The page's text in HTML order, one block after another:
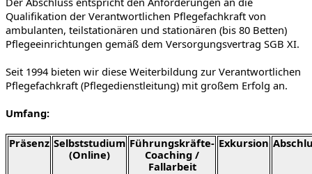
Qualifikation der Verantwortlichen Pflegefachkraft von
ambulanten, teilstationären und stationären (bis 80 Betten)
Pflegeeinrichtungen gemäß dem Versorgungsvertrag SGB XI.
Seit 1994 bieten wir diese Weiterbildung zur Verantwortlichen
Pflegefachkraft (Pflegedienstleitung) mit großem Erfolg an.
Umfang:
Präsenz Selbststudium
(Online)
Führungskräfte-
Coaching /
Fallarbeit
Exkursion